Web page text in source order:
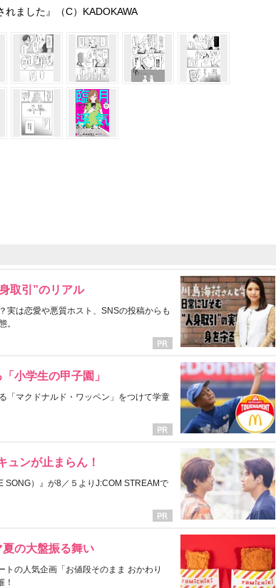
れました』（C）KADOKAWA
取引”のリアル
実は恋愛や悪質ホスト、SNSの投稿からも
。
小学生の甲子園」
「マクドナルド・ワッペン」をつけて学童
ュンが止まらん！
SONG）』が8／５よりJ:COM STREAMで
の大盤振る舞い
の人気企画「お値段そのまま おかわり
！